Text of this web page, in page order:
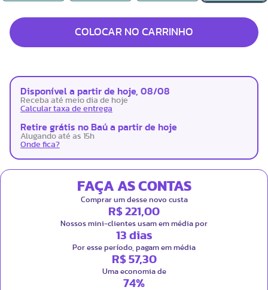
COLOCAR NO CARRINHO
Disponível a partir de hoje, 08/08
Receba até meio dia de hoje
Calcular taxa de entrega
Retire grátis no Baú a partir de hoje
Alugando até as 15h
Onde fica?
FAÇA AS CONTAS
Comprar um desse novo custa
R$ 221,00
Nossos mini-clientes usam em média por
13 dias
Por esse período, pagam em média
R$ 57,30
Uma economia de
74%